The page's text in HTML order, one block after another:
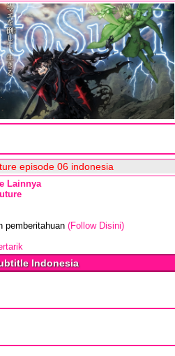
episode 06 indonesia
Lainnya
pemberitahuan (Follow Disini)
Indonesia